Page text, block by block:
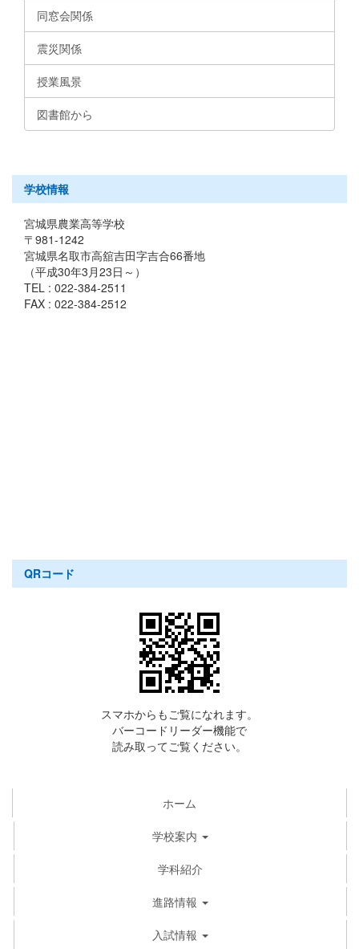
同窓会関係
震災関係
授業風景
図書館から
学校情報
宮城県農業高等学校
〒981-1242
宮城県名取市高舘吉田字吉合66番地
（平成30年3月23日～）
TEL : 022-384-2511
FAX : 022-384-2512
QRコード
スマホからもご覧になれます。
バーコードリーダー機能で
読み取ってご覧ください。
ホーム
学校案内
学科紹介
進路情報
入試情報